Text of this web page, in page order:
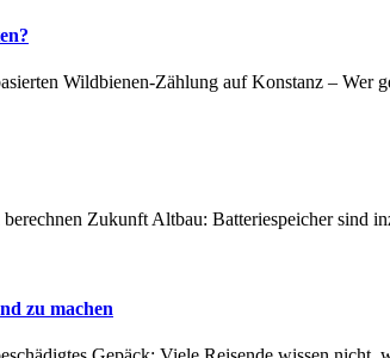
Wildbienen-Zählung auf Konstanz – Wer
Zukunft Altbau: Batteriespeicher sind
zu machen